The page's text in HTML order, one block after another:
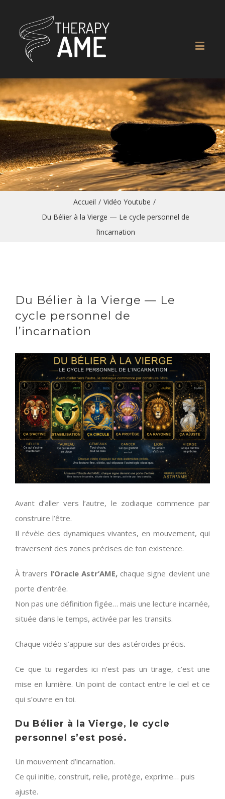
Accueil / Vidéo Youtube /
Du Bélier à la Vierge — Le cycle personnel de
l’incarnation
Du Bélier à la Vierge — Le
cycle personnel de
l’incarnation
Avant d’aller vers l’autre, le zodiaque commence par
construire l’être.
Il révèle des dynamiques vivantes, en mouvement, qui
traversent des zones précises de ton existence.
À travers l’Oracle Astr’AME,chaque signe devient une
porte d’entrée.
Non pas une définition figée… mais une lecture incarnée,
située dans le temps, activée par les transits.
Chaque vidéo s’appuie sur des astéroïdes précis.
Ce que tu regardes ici n’est pas un tirage, c’est une
mise en lumière. Un point de contact entre le ciel et ce
qui s’ouvre en toi.
Du Bélier à la Vierge, le cycle
personnel s’est posé.
Un mouvement d’incarnation.
Ce qui initie, construit, relie, protège, exprime… puis
ajuste.